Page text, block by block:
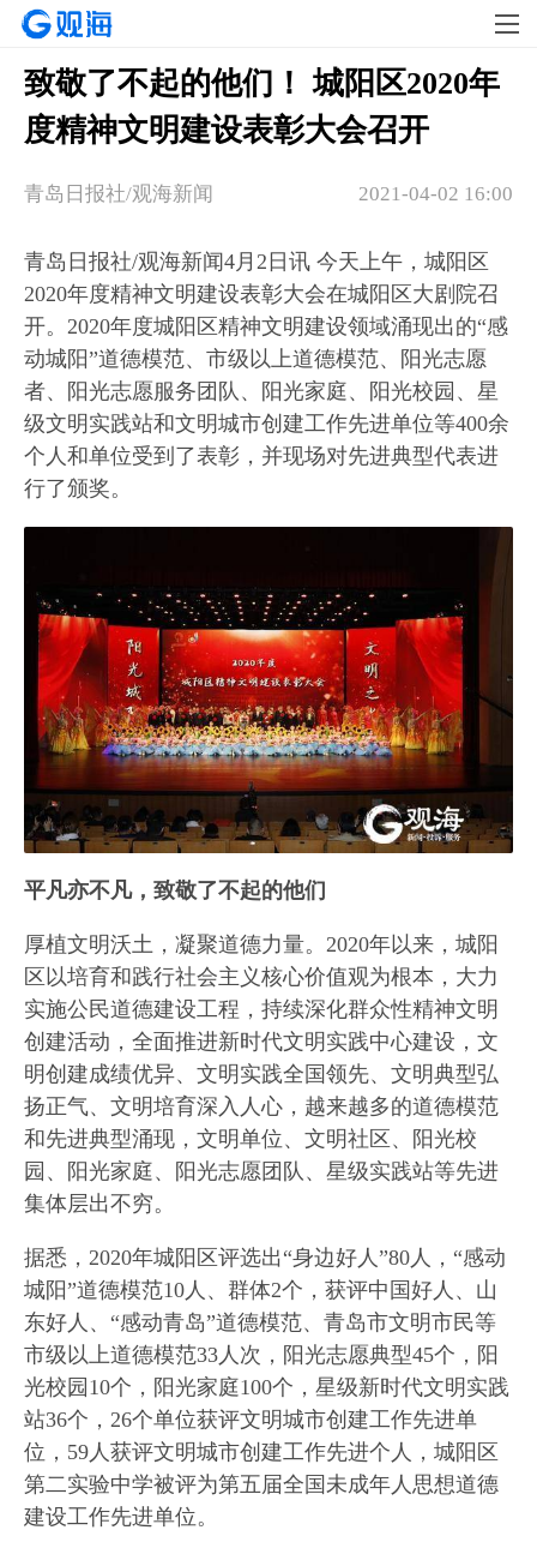
致敬了不起的他们！ 城阳区2020年
度精神文明建设表彰大会召开
2021-04-02 16:00
青岛日报社/观海新闻
青岛日报社/观海新闻4月2日讯 今天上午，城阳区
2020年度精神文明建设表彰大会在城阳区大剧院召
开。2020年度城阳区精神文明建设领域涌现出的“感
动城阳”道德模范、市级以上道德模范、阳光志愿
者、阳光志愿服务团队、阳光家庭、阳光校园、星
级文明实践站和文明城市创建工作先进单位等400余
个人和单位受到了表彰，并现场对先进典型代表进
行了颁奖。
平凡亦不凡，致敬了不起的他们
厚植文明沃土，凝聚道德力量。2020年以来，城阳
区以培育和践行社会主义核心价值观为根本，大力
实施公民道德建设工程，持续深化群众性精神文明
创建活动，全面推进新时代文明实践中心建设，文
明创建成绩优异、文明实践全国领先、文明典型弘
扬正气、文明培育深入人心，越来越多的道德模范
和先进典型涌现，文明单位、文明社区、阳光校
园、阳光家庭、阳光志愿团队、星级实践站等先进
集体层出不穷。
据悉，2020年城阳区评选出“身边好人”80人，“感动
城阳”道德模范10人、群体2个，获评中国好人、山
东好人、“感动青岛”道德模范、青岛市文明市民等
市级以上道德模范33人次，阳光志愿典型45个，阳
光校园10个，阳光家庭100个，星级新时代文明实践
站36个，26个单位获评文明城市创建工作先进单
位，59人获评文明城市创建工作先进个人，城阳区
第二实验中学被评为第五届全国未成年人思想道德
建设工作先进单位。